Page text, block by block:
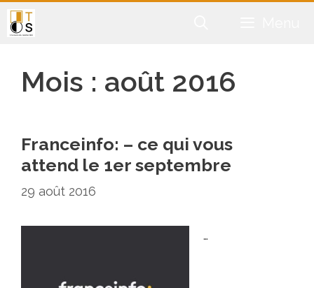
Aller
au
Mois : août 2016
Franceinfo: – ce qui vous
attend le 1er septembre
29 août 2016
…